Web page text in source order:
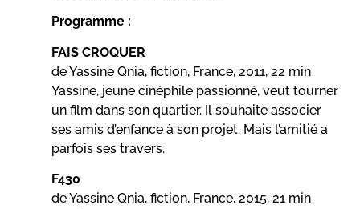
Programme :
FAIS CROQUER
de Yassine Qnia, fiction, France, 2011, 22 min
Yassine, jeune cinéphile passionné, veut tourner
un film dans son quartier. Il souhaite associer
ses amis d’enfance à son projet. Mais l’amitié a
parfois ses travers.
F430
de Yassine Qnia, fiction, France, 2015, 21 min